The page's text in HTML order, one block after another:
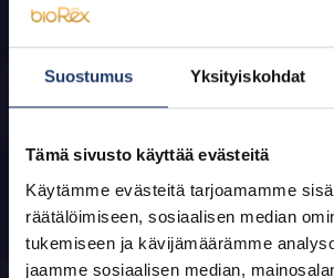
Suostumus Yksityiskohdat
Tämä sivusto käyttää evästeitä
Käytämme evästeitä tarjoamamme
räätälöimiseen, sosiaalisen median
tukemiseen ja kävijämäärämme
jaamme sosiaalisen median,